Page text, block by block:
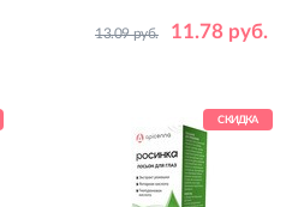
11.78 руб.
13.09 руб.
СКИДКА